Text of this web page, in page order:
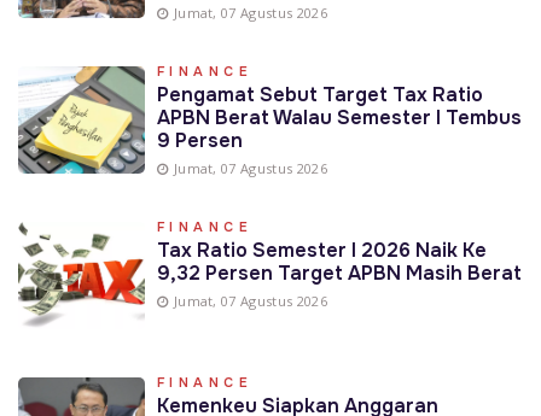
Jumat, 07 Agustus 2026
FINANCE
Pengamat Sebut Target Tax Ratio
APBN Berat Walau Semester I Tembus
9 Persen
Jumat, 07 Agustus 2026
FINANCE
Tax Ratio Semester I 2026 Naik Ke
9,32 Persen Target APBN Masih Berat
Jumat, 07 Agustus 2026
FINANCE
Kemenkeu Siapkan Anggaran